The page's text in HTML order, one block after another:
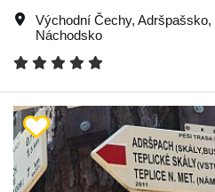
Východní Čechy, Adršpašsko,
Náchodsko